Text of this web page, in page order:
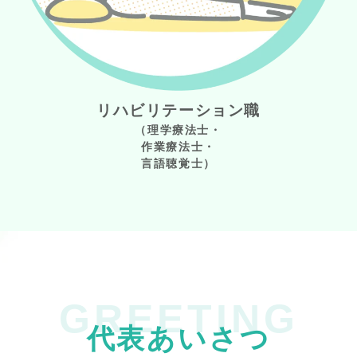
リハビリテーション職
（理学療法士・
作業療法士・
言語聴覚士）
GREETING
代表あいさつ